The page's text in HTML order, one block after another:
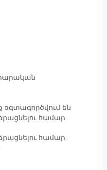
օգտագործվում են
համար
համար